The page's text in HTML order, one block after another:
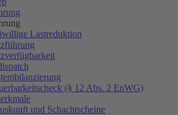
Lastreduktion
(§ 12 Abs. 2 EnWG)
und Schachtscheine